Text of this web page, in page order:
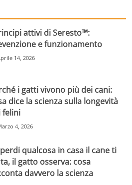
attivi di Seresto™:
e funzionamento
14, 2026
i gatti vivono più dei cani:
dice la scienza sulla longevità
felini
4, 2026
qualcosa in casa il cane ti
il gatto osserva: cosa
davvero la scienza